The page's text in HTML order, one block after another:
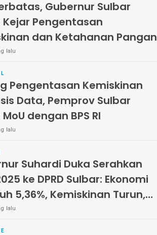
Gubernur Sulbar
Pengentasan
dan Ketahanan Pangan
lalu
Pengentasan Kemiskinan
Data, Pemprov Sulbar
dengan BPS RI
lalu
Suhardi Duka Serahkan
ke DPRD Sulbar: Ekonomi
5,36%, Kemiskinan Turun,
Meningkat
lalu